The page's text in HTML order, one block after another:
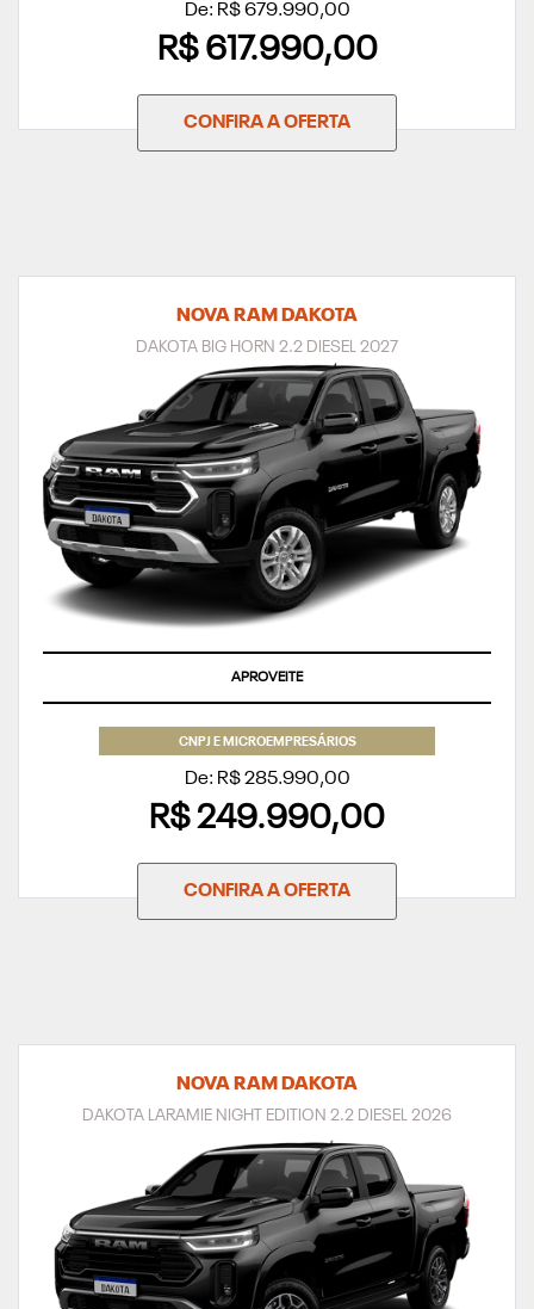
De: R$ 679.990,00
R$ 617.990,00
CONFIRA A OFERTA
NOVA RAM DAKOTA
DAKOTA BIG HORN 2.2 DIESEL 2027
APROVEITE
CNPJ E MICROEMPRESÁRIOS
De: R$ 285.990,00
R$ 249.990,00
CONFIRA A OFERTA
NOVA RAM DAKOTA
DAKOTA LARAMIE NIGHT EDITION 2.2 DIESEL 2026